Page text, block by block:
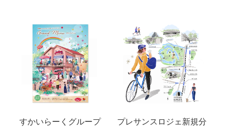
すかいらーくグループ
プレサンスロジェ新規分